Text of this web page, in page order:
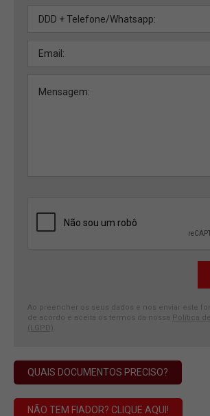
Ao preencher os seus dados e nos enviar este
de acordo e aceita os termos da nossa Política
(LGPD)
QUAIS DOCUMENTOS PRECISO?
NÃO TEM FIADOR? CLIQUE AQUI!